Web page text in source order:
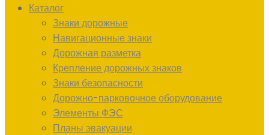
Каталог
Знаки дорожные
Навигационные знаки
Дорожная разметка
Крепление дорожных знаков
Знаки безопасности
Дорожно-парковочное оборудование
Элементы ФЭС
Планы эвакуации